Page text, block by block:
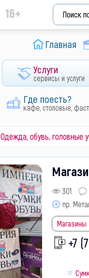
16+
Главная
Услуги
сервисы и услуги
Где поесть?
кафе, столовые,
Одежда, обувь, головные
301
пр.
Магазины
+7